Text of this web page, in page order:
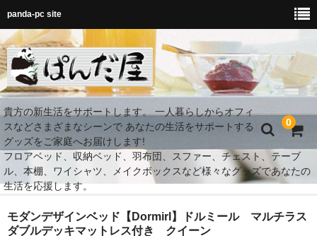
panda-pc site
0
貴方の新生活をサポートします。 一人暮らしからオフィ
スなどさまざまなシーンで あなたの生活をサポートする
グッズをご家庭へお届けします!
フロアベッド、収納ベッド、羽布団、スファー、チェスト、テーブ
ル、本棚、ワイシャツ、メイクボックスなど様々なグッズであなたの
生活を応援します。
MY Room 快適空間
モダンデザインベッド【Dormirl】ドルミール マルチラス
ダブルデッキマットレス付き クイーン